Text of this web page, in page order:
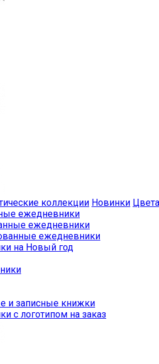
коллекции Новинки Цвета
ежедневники
ежедневники
ежедневники
на Новый год
и записные книжки
с логотипом на заказ